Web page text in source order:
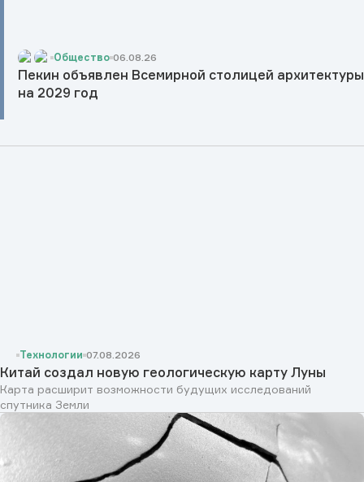
Общество 06.08.26
Пекин объявлен Всемирной столицей архитектуры
на 2029 год
Технологии 07.08.2026
Китай создал новую геологическую карту Луны
Карта расширит возможности будущих исследований
спутника Земли